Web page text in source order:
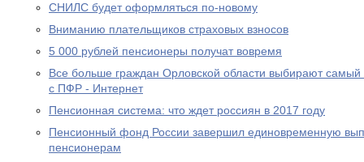
СНИЛС будет оформляться по-новому
Вниманию плательщиков страховых взносов
5 000 рублей пенсионеры получат вовремя
Все больше граждан Орловской области выбирают
с ПФР - Интернет
Пенсионная система: что ждет россиян в 2017 году
Пенсионный фонд России завершил единовременную
пенсионерам